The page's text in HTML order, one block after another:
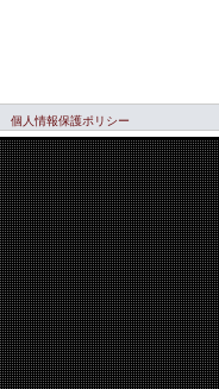
個人情報保護ポリシー